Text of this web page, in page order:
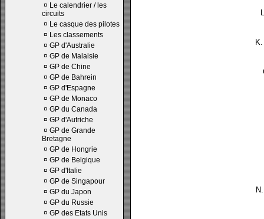
¤ Le calendrier / les
circuits
¤ Le casque des pilotes
¤ Les classements
¤ GP d'Australie
¤ GP de Malaisie
¤ GP de Chine
¤ GP de Bahrein
¤ GP d'Espagne
¤ GP de Monaco
¤ GP du Canada
¤ GP d'Autriche
¤ GP de Grande
Bretagne
¤ GP de Hongrie
¤ GP de Belgique
¤ GP d'Italie
¤ GP de Singapour
¤ GP du Japon
¤ GP du Russie
¤ GP des Etats Unis